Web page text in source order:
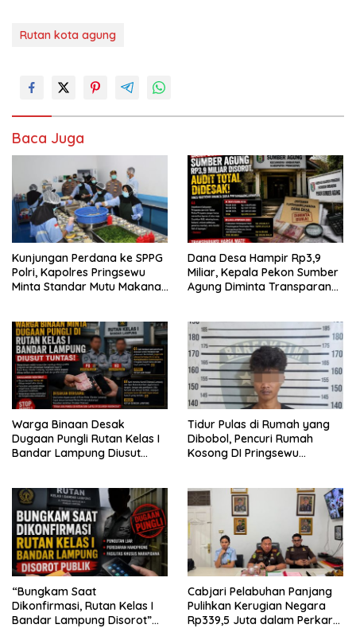
Rutan kota agung
Baca Juga
Kunjungan Perdana ke SPPG
Polri, Kapolres Pringsewu
Minta Standar Mutu Makanan
Dana Desa Hampir Rp3,9
Miliar, Kepala Pekon Sumber
Agung Diminta Transparan
Warga Binaan Desak
Dugaan Pungli Rutan Kelas I
Bandar Lampung Diusut
Tidur Pulas di Rumah yang
Dibobol, Pencuri Rumah
Kosong DI Pringsewu
“Bungkam Saat
Dikonfirmasi, Rutan Kelas I
Bandar Lampung Disorot”
Cabjari Pelabuhan Panjang
Pulihkan Kerugian Negara
Rp339,5 Juta dalam Perkara